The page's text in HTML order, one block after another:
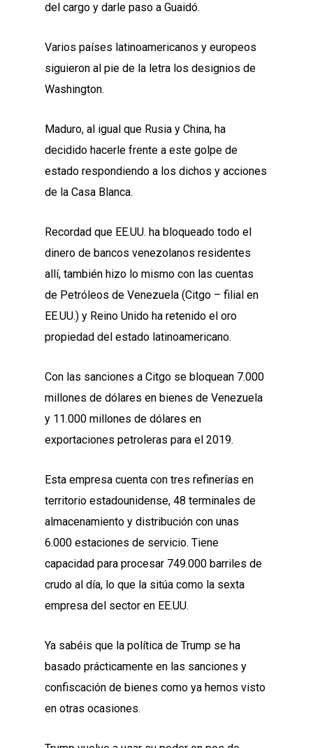
del cargo y darle paso a Guaidó.
Varios países latinoamericanos y europeos
siguieron al pie de la letra los designios de
Washington.
Maduro, al igual que Rusia y China, ha
decidido hacerle frente a este golpe de
estado respondiendo a los dichos y acciones
de la Casa Blanca.
Recordad que EE.UU. ha bloqueado todo el
dinero de bancos venezolanos residentes
allí, también hizo lo mismo con las cuentas
de Petróleos de Venezuela (Citgo – filial en
EE.UU.) y Reino Unido ha retenido el oro
propiedad del estado latinoamericano.
Con las sanciones a Citgo se bloquean 7.000
millones de dólares en bienes de Venezuela
y 11.000 millones de dólares en
exportaciones petroleras para el 2019.
Esta empresa cuenta con tres refinerías en
territorio estadounidense, 48 terminales de
almacenamiento y distribución con unas
6.000 estaciones de servicio. Tiene
capacidad para procesar 749.000 barriles de
crudo al día, lo que la sitúa como la sexta
empresa del sector en EE.UU.
Ya sabéis que la política de Trump se ha
basado prácticamente en las sanciones y
confiscación de bienes como ya hemos visto
en otras ocasiones.